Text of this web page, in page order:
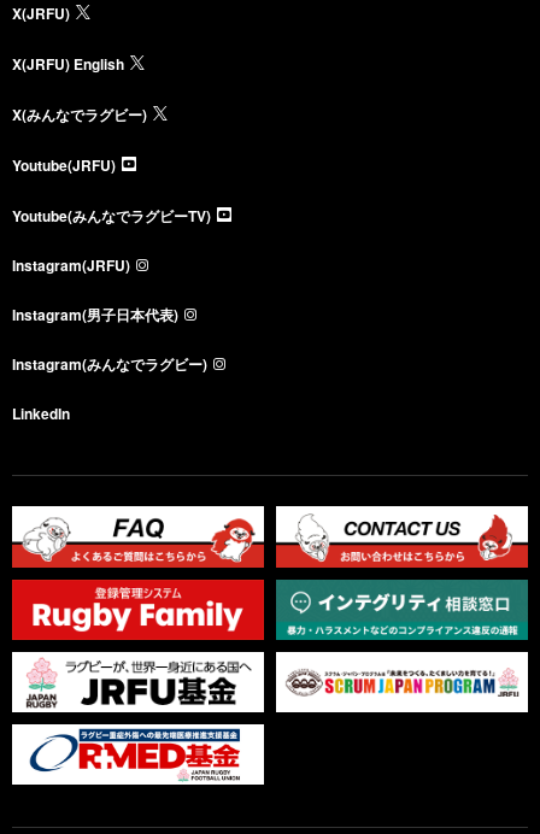
X(JRFU)
X(JRFU) English
X(みんなでラグビー)
Youtube(JRFU)
Youtube(みんなでラグビーTV)
Instagram(JRFU)
Instagram(男子日本代表)
Instagram(みんなでラグビー)
LinkedIn